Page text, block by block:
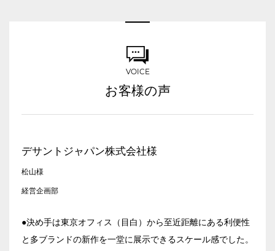
VOICE
お客様の声
デサントジャパン株式会社様
松山様
経営企画部
●決め手は東京オフィス（目白）から至近距離にある利便性
と多ブランドの新作を一堂に展示できるスケール感でした。